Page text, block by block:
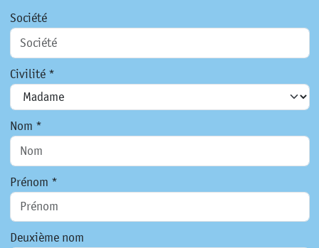
Société
Civilité *
Nom *
Prénom *
Deuxième nom